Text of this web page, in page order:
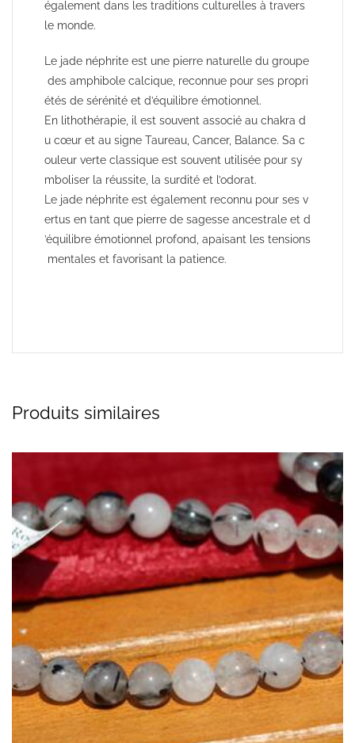
également dans les traditions culturelles à travers
le monde.
Le jade néphrite est une pierre naturelle du groupe
des amphibole calcique, reconnue pour ses propri
étés de sérénité et d’équilibre émotionnel.
En lithothérapie, il est souvent associé au chakra d
u cœur et au signe Taureau, Cancer, Balance. Sa c
ouleur verte classique est souvent utilisée pour sy
mboliser la réussite, la surdité et l’odorat.
Le jade néphrite est également reconnu pour ses v
ertus en tant que pierre de sagesse ancestrale et d
’équilibre émotionnel profond, apaisant les tensions
mentales et favorisant la patience.
Produits similaires